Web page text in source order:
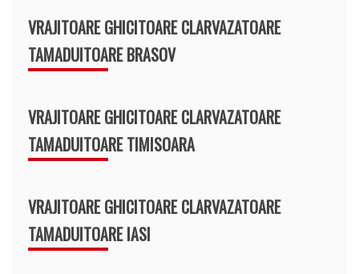
VRAJITOARE GHICITOARE CLARVAZATOARE
TAMADUITOARE BRASOV
VRAJITOARE GHICITOARE CLARVAZATOARE
TAMADUITOARE TIMISOARA
VRAJITOARE GHICITOARE CLARVAZATOARE
TAMADUITOARE IASI